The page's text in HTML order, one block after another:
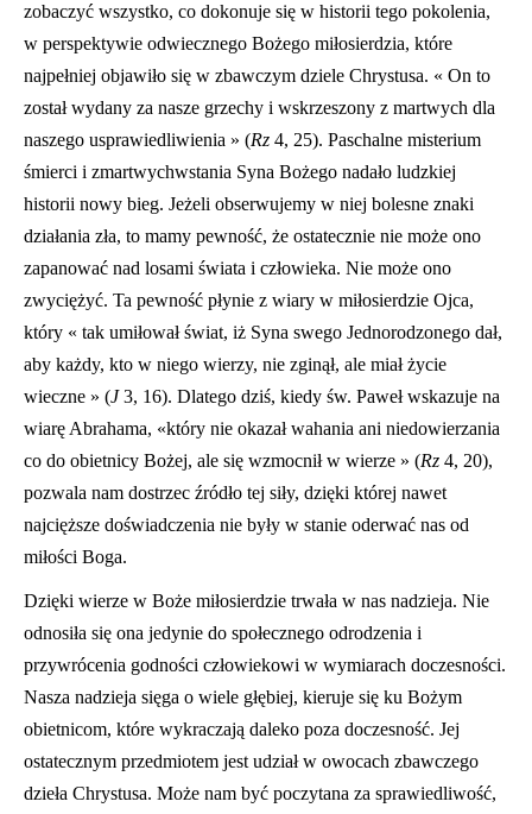
zobaczyć wszystko, co dokonuje się w historii tego pokolenia,
w perspektywie odwiecznego Bożego miłosierdzia, które
najpełniej objawiło się w zbawczym dziele Chrystusa. « On to
został wydany za nasze grzechy i wskrzeszony z martwych dla
naszego usprawiedliwienia » (Rz 4, 25). Paschalne misterium
śmierci i zmartwychwstania Syna Bożego nadało ludzkiej
historii nowy bieg. Jeżeli obserwujemy w niej bolesne znaki
działania zła, to mamy pewność, że ostatecznie nie może ono
zapanować nad losami świata i człowieka. Nie może ono
zwyciężyć. Ta pewność płynie z wiary w miłosierdzie Ojca,
który « tak umiłował świat, iż Syna swego Jednorodzonego dał,
aby każdy, kto w niego wierzy, nie zginął, ale miał życie
wieczne » (J3, 16). Dlatego dziś, kiedy św. Paweł wskazuje na
wiarę Abrahama, «który nie okazał wahania ani niedowierzania
co do obietnicy Bożej, ale się wzmocnił w wierze » (Rz 4, 20),
pozwala nam dostrzec źródło tej siły, dzięki której nawet
najcięższe doświadczenia nie były w stanie oderwać nas od
miłości Boga.
Dzięki wierze w Boże miłosierdzie trwała w nas nadzieja. Nie
odnosiła się ona jedynie do społecznego odrodzenia i
przywrócenia godności człowiekowi w wymiarach doczesności.
Nasza nadzieja sięga o wiele głębiej, kieruje się ku Bożym
obietnicom, które wykraczają daleko poza doczesność. Jej
ostatecznym przedmiotem jest udział w owocach zbawczego
dzieła Chrystusa. Może nam być poczytana za sprawiedliwość,